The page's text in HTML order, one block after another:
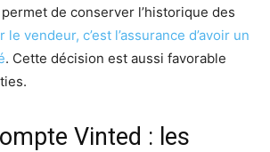
permet de conserver l’historique des
le vendeur, c’est l’assurance d’avoir un
. Cette décision est aussi favorable
Vinted : les